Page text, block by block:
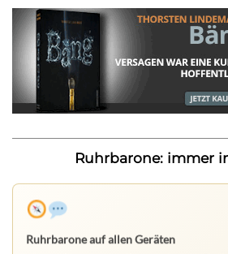
Ruhrbarone: immer
Ruhrbarone auf allen Geräten